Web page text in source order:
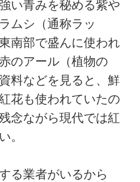
い青みを秘める紫や
ムシ（通称ラッ
南部で盛んに使われ
のアール（植物の
料などを見ると、鮮
花も使われていたの
念ながら現代では紅
。
る業者がいるから